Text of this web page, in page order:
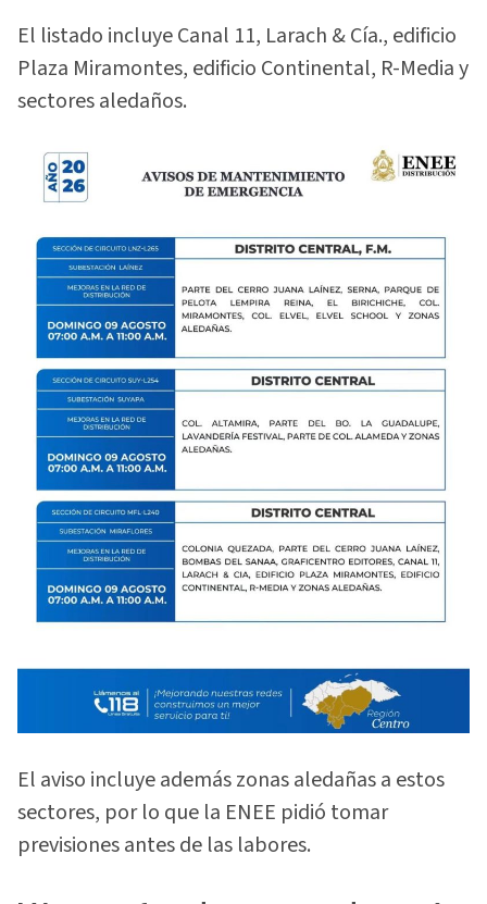
El listado incluye Canal 11, Larach & Cía., edificio
Plaza Miramontes, edificio Continental, R-Media y
sectores aledaños.
El aviso incluye además zonas aledañas a estos
sectores, por lo que la ENEE pidió tomar
previsiones antes de las labores.